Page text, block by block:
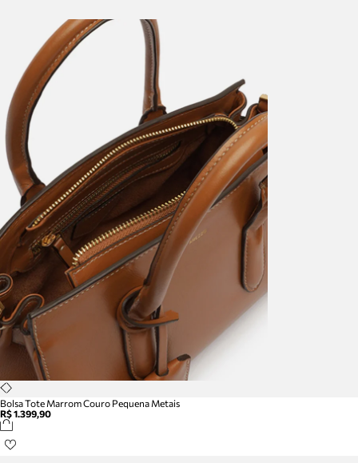
Bolsa Tote Marrom Couro Pequena Metais
R$ 1.399,90